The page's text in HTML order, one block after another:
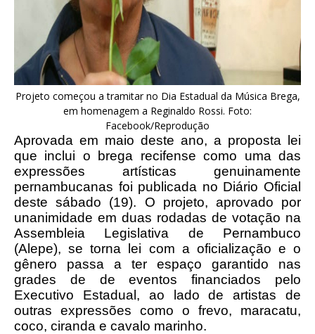
Projeto começou a tramitar no Dia Estadual da Música Brega,
em homenagem a Reginaldo Rossi. Foto:
Facebook/Reprodução
Aprovada em maio deste ano, a proposta lei
que inclui o brega recifense como uma das
expressões artísticas genuinamente
pernambucanas foi publicada no Diário Oficial
deste sábado (19). O projeto, aprovado por
unanimidade em duas rodadas de votação na
Assembleia Legislativa de Pernambuco
(Alepe), se torna lei com a oficialização e o
gênero passa a ter espaço garantido nas
grades de de eventos financiados pelo
Executivo Estadual, ao lado de artistas de
outras expressões como o frevo, maracatu,
coco, ciranda e cavalo marinho.